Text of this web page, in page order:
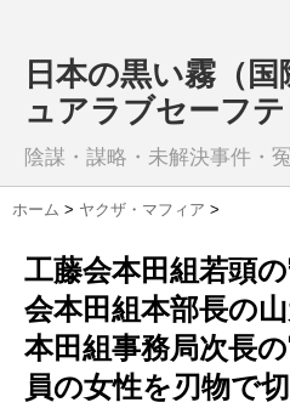
日本の黒い霧（
ュアラブセーフテ
陰謀・謀略・未解決事件・
ホーム > ヤクザ・マフィア >
工藤会本田組若頭
会本田組本部長の
本田組事務局次長
員の女性を刃物で